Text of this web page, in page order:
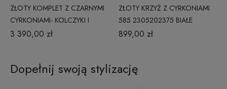
ZŁOTY KOMPLET Z CZARNYMI
CYRKONIAMI- KOLCZYKI I
NASZYJNIK P.585 170520238
3 390,00 zł
ZŁOTY KRZYŻ Z CYRKONIAMI
585 2305202375 BIAŁE
ZŁOTO
899,00 zł
Dopełnij swoją stylizację